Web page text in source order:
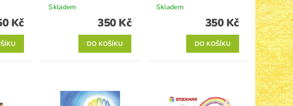
Kč
Skladem
350 Kč
Skladem
350 Kč